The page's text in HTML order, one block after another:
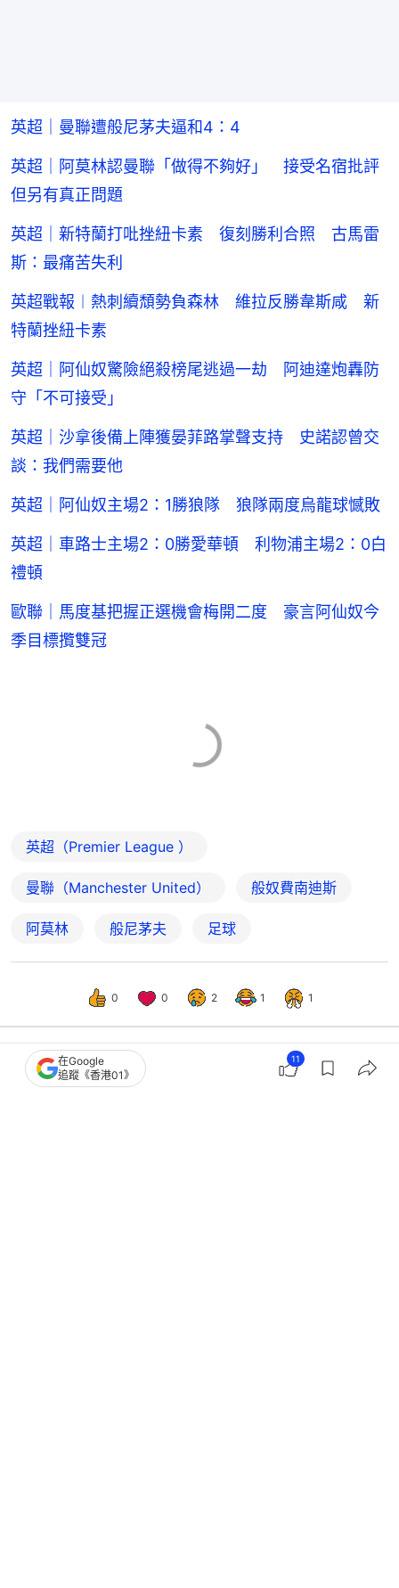
英超｜曼聯遭般尼茅夫逼和4：4
英超｜阿莫林認曼聯「做得不夠好」 接受名宿批評
但另有真正問題
英超｜新特蘭打吡挫紐卡素 復刻勝利合照 古馬雷
斯：最痛苦失利
英超戰報︱熱刺續頹勢負森林 維拉反勝韋斯咸 新
特蘭挫紐卡素
英超｜阿仙奴驚險絕殺榜尾逃過一劫 阿迪達炮轟防
守「不可接受」
英超｜沙拿後備上陣獲晏菲路掌聲支持 史諾認曾交
談：我們需要他
英超｜阿仙奴主場2：1勝狼隊 狼隊兩度烏龍球憾敗
英超｜車路士主場2：0勝愛華頓 利物浦主場2：0白
禮頓
歐聯｜馬度基把握正選機會梅開二度 豪言阿仙奴今
季目標攬雙冠
英超（Premier League ）
曼聯（Manchester United） 般奴費南迪斯
阿莫林 般尼茅夫 足球
0 0 2 1 1
體育 即時體育
在Google
追蹤《香港01》
11